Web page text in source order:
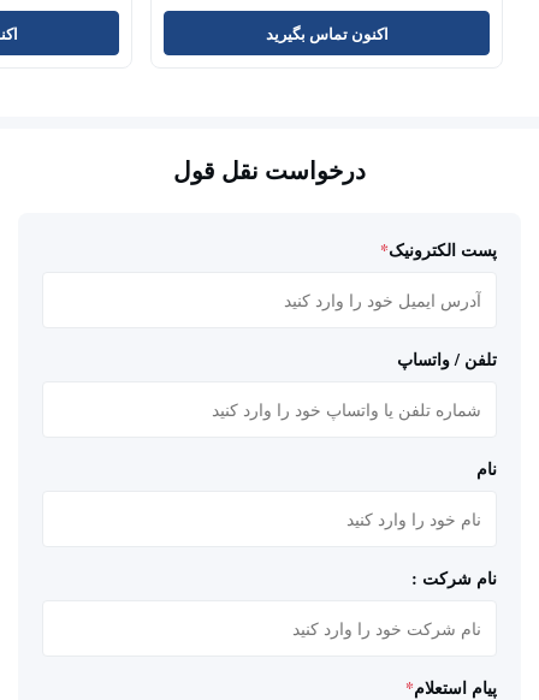
اکنون تماس بگیرید
درخواست نقل قول
پست الکترونیک*
تلفن / واتساپ
نام
نام شرکت :
پیام استعلام*